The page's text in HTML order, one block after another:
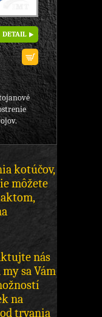
DETAIL
kotúčov,
môžete
nás
my sa Vám
na
trvania